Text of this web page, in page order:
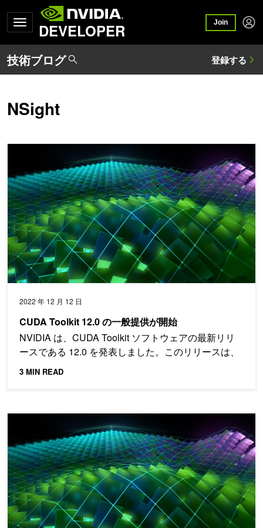
DEVELOPER Join
NSight
2022 年 12 月 12 日
CUDA Toolkit 12.0 の一般提供が開始
NVIDIA は、CUDA Toolkit ソフトウェアの最新リリ
ースである 12.0 を発表しました。このリリースは、
3 MIN READ
CUDA Toolkit 11.8 の新機能が公開